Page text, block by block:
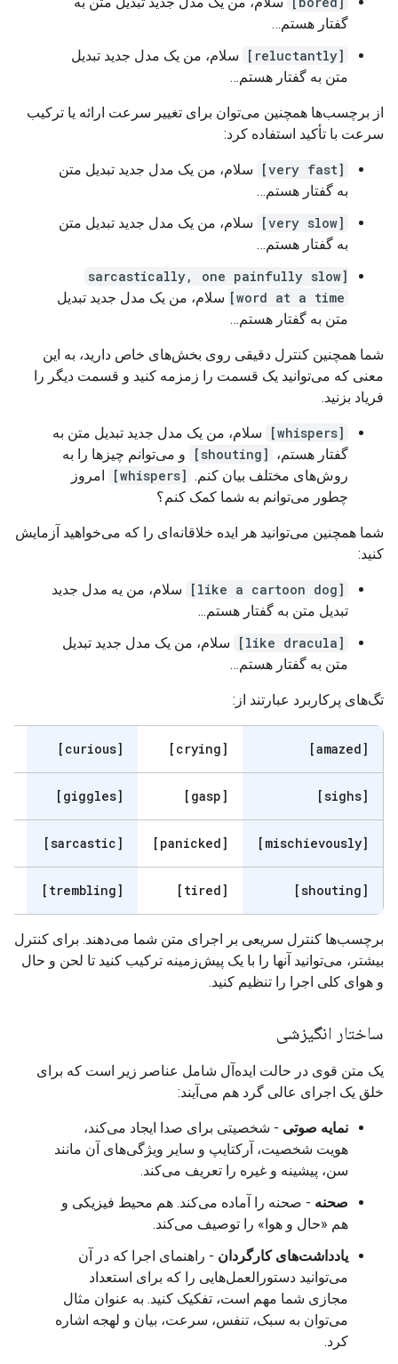
گفتار هستم…
[reluctantly]
سلام، من یک مدل جدید تبدیل
متن به گفتار هستم…
از برچسب‌ها همچنین می‌توان برای تغییر سرعت ارائه یا ترکیب
سرعت با تأکید استفاده کرد:
[very fast]
سلام، من یک مدل جدید تبدیل متن
به گفتار هستم…
[very slow]
سلام، من یک مدل جدید تبدیل متن
به گفتار هستم…
[sarcastically, one painfully slow
word at a time]
سلام، من یک مدل جدید تبدیل
متن به گفتار هستم…
شما همچنین کنترل دقیقی روی بخش‌های خاص دارید، به این
معنی که می‌توانید یک قسمت را زمزمه کنید و قسمت دیگر را
فریاد بزنید.
[whispers]
سلام، من یک مدل جدید تبدیل متن به
گفتار هستم، [shouting]
و می‌توانم چیزها را به
روش‌های مختلف بیان کنم. [whispers]
امروز
چطور می‌توانم به شما کمک کنم؟
شما همچنین می‌توانید هر ایده خلاقانه‌ای را که می‌خواهید آزمایش
کنید:
[like a cartoon dog]
سلام، من یه مدل جدید
تبدیل متن به گفتار هستم...
[like dracula]
سلام، من یک مدل جدید تبدیل
متن به گفتار هستم…
تگ‌های پرکاربرد عبارتند از:
[amazed]
[crying]
[curious]
[sighs]
[gasp]
[giggles]
[mischievously]
[panicked]
[sarcastic]
[shouting]
[tired]
[trembling]
برچسب‌ها کنترل سریعی بر اجرای متن شما می‌دهند. برای کنترل
بیشتر، می‌توانید آنها را با یک پیش‌زمینه ترکیب کنید تا لحن و حال
و هوای کلی اجرا را تنظیم کنید.
ساختار انگیزشی
یک متن قوی در حالت ایده‌آل شامل عناصر زیر است که برای
خلق یک اجرای عالی گرد هم می‌آیند:
نمایه صوتی - شخصیتی برای صدا ایجاد می‌کند،
هویت شخصیت، آرکتایپ و سایر ویژگی‌های آن مانند
سن، پیشینه و غیره را تعریف می‌کند.
صحنه - صحنه را آماده می‌کند. هم محیط فیزیکی و
هم «حال و هوا» را توصیف می‌کند.
یادداشت‌های کارگردان - راهنمای اجرا که در آن
می‌توانید دستورالعمل‌هایی را که برای استعداد
مجازی شما مهم است، تفکیک کنید. به عنوان مثال
می‌توان به سبک، تنفس، سرعت، بیان و لهجه اشاره
کرد.